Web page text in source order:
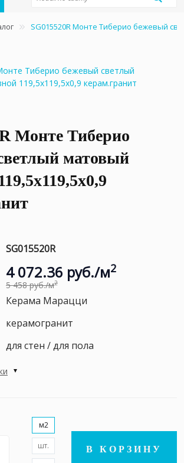
SG015520R Монте Тиберио бежевый
Монте Тиберио
матовый
SG015520R
4 072.36 руб./м2
5 458 руб./м2
Керама Марацци
керамогранит
для стен / для пола
м2
шт. В КОРЗИНУ